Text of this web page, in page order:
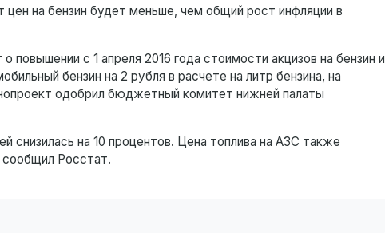
на бензин будет меньше, чем общий рост инфляции в
с 1 апреля 2016 года стоимости акцизов на бензин и
бензин на 2 рубля в расчете на литр бензина, на
одобрил бюджетный комитет нижней палаты
снизилась на 10 процентов. Цена топлива на АЗС также
сообщил Росстат.